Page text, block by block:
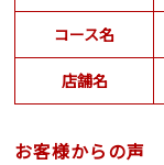
コース名
店舗名
お客様からの声